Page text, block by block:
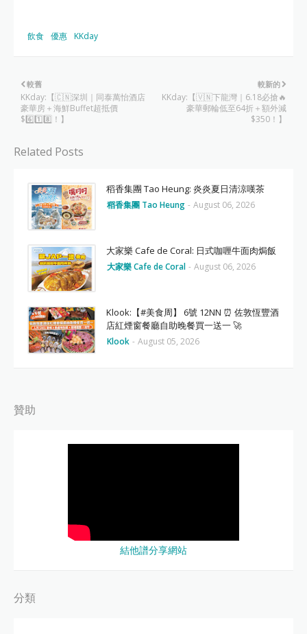
飲食 優惠 KKday
較新的
KKday:【🇻🇳下龍灣｜6.18必搶🔥
豪華郵輪低至64折＋額外減
$350！】
較舊
KKday:【🇨🇳深圳｜同泰萬怡酒店
豪華房＋海鮮Buffet超抵價
$6️⃣1️⃣8️⃣！】
Related Posts
稻香集團 Tao Heung: 炎炎夏日清涼嘆茶
稻香集團 Tao Heung - August 06, 2026
大家樂 Cafe de Coral: 日式咖喱牛面肉焗飯
大家樂 Cafe de Coral - August 06, 2026
Klook:【#美食周】 6號 12NN ⏰ 佐敦恆豐酒
店紅煙窗餐廳自助晚餐買一送一 🚀
Klook - August 05, 2026
贊助
結他譜分享網站
分類